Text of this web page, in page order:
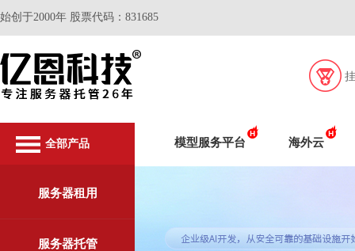
始创于2000年 股票代码：831685
全部产品
服务器租用
服务器托管
模型服务平台 海外云